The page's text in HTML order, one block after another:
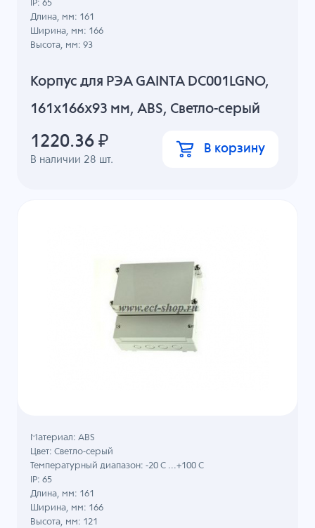
Корпус для РЭА GAINTA DC001LGNO,
161x166x93 мм, ABS, Светло-серый
В наличии 28 шт.
IP: 65
Длина, мм: 161
Ширина, мм: 166
Высота, мм: 93
1220.36 ₽ В корзину
Материал: ABS
Цвет: Светло-серый
Температурный диапазон: -20 C ...+100 C
IP: 65
Длина, мм: 161
Ширина, мм: 166
Высота, мм: 121